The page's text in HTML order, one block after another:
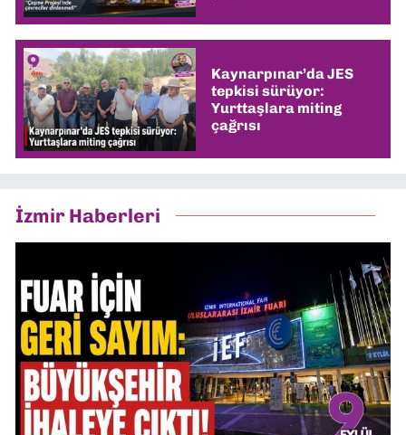
Kaynarpınar’da JES
tepkisi sürüyor:
Yurttaşlara miting
çağrısı
İzmir Haberleri